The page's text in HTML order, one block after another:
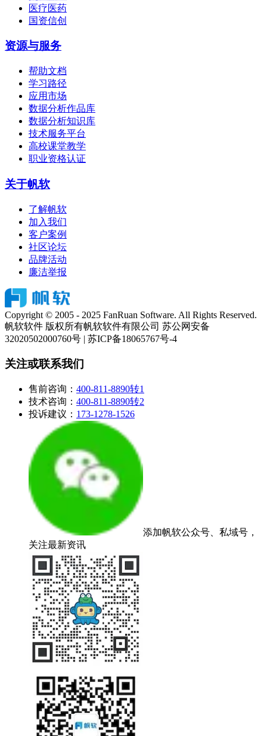
医疗医药
国资信创
资源与服务
帮助文档
学习路径
应用市场
数据分析作品库
数据分析知识库
技术服务平台
高校课堂教学
职业资格认证
关于帆软
了解帆软
加入我们
客户案例
社区论坛
品牌活动
廉洁举报
Copyright © 2005 - 2025 FanRuan Software. All Rights Reserved.
帆软软件 版权所有帆软软件有限公司 苏公网安备
32020502000760号 | 苏ICP备18065767号-4
关注或联系我们
售前咨询： 400-811-8890转1
技术咨询： 400-811-8890转2
投诉建议： 173-1278-1526
添加帆软公众号、私域号，
关注最新资讯